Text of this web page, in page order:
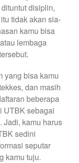
disiplin,
tidak akan sia-
kamu bisa
lembaga
yang bisa kamu
dan masih
beberapa
UTBK sebagai
Jadi, kamu harus
sedini
seputar
kamu tuju.